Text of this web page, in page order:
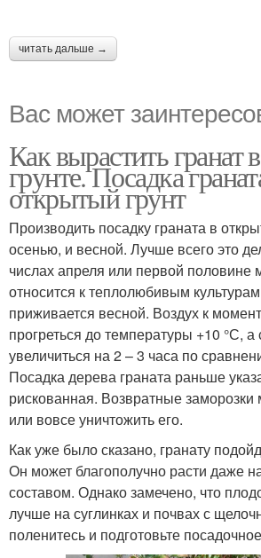
читать дальше →
Вас может
Как вырастить гранат
грунте. Посадка
открытый грунт
Производить посадку граната в
осенью, и весной. Лучше всего это
числах апреля или первой половине
относится к теплолюбивым
приживается весной. Воздух к
прогреться до температуры +10 °С, а
увеличиться на 2 – 3 часа по
Посадка дерева граната раньше
рискованная. Возвратные заморозки
или вовсе уничтожить его.
Как уже было сказано, гранату
Он может благополучно расти даже
составом. Однако замечено, что
лучше на суглинках и почвах с
поленитесь и подготовьте